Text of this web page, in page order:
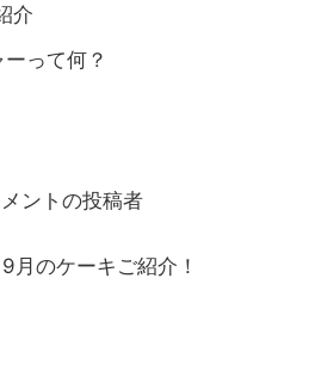
介
って何？
ントの投稿者
月のケーキご紹介！